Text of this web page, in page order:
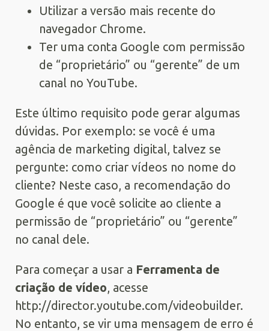
Utilizar a versão mais recente do
navegador Chrome.
Ter uma conta Google com permissão
de “proprietário” ou “gerente” de um
canal no YouTube.
Este último requisito pode gerar algumas
dúvidas. Por exemplo: se você é uma
agência de marketing digital, talvez se
pergunte: como criar vídeos no nome do
cliente? Neste caso, a recomendação do
Google é que você solicite ao cliente a
permissão de “proprietário” ou “gerente”
no canal dele.
Para começar a usar a Ferramenta de
criação de vídeo, acesse
http://director.youtube.com/videobuilder.
No entanto, se vir uma mensagem de erro é